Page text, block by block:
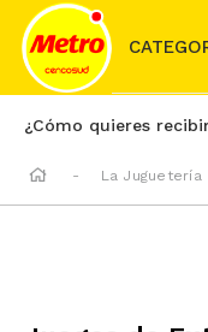
¿Cómo quieres
La Juguetería